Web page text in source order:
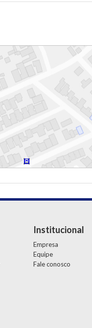
Institucional
Empresa
Equipe
Fale conosco